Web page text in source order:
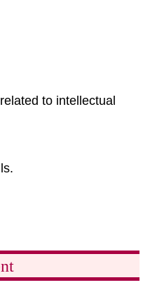
to intellectual